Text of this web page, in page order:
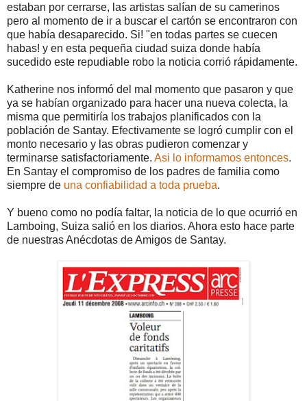
estaban por cerrarse, las artistas salían de su camerinos
pero al momento de ir a buscar el cartón se encontraron con
que había desaparecido. Si! "en todas partes se cuecen
habas! y en esta pequeña ciudad suiza donde había
sucedido este repudiable robo la noticia corrió rápidamente.
Katherine nos informó del mal momento que pasaron y que
ya se habían organizado para hacer una nueva colecta, la
misma que permitiría los trabajos planificados con la
población de Santay. Efectivamente se logró cumplir con el
monto necesario y las obras pudieron comenzar y
terminarse satisfactoriamente. Asi lo informamos entonces.
En Santay el compromiso de los padres de familia como
siempre de una confiabilidad a toda prueba.
Y bueno como no podía faltar, la noticia de lo que ocurrió en
Lamboing, Suiza salió en los diarios. Ahora esto hace parte
de nuestras Anécdotas de Amigos de Santay.